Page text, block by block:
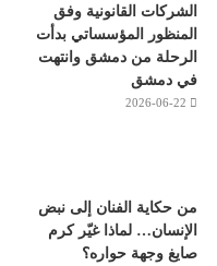
الشركات القانونية وفق
المنظور المؤسساتي بدأت
الرحلة من دمشق وانتهت
في دمشق
2026-06-22
من حكاية الفنان إلى نبض
الإنسان… لماذا غيّر كرم
صايغ وجهة حواره؟